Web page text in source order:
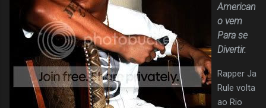
American
o vem
Para se
Divertir.
Rapper Ja
Rule volta
ao Rio